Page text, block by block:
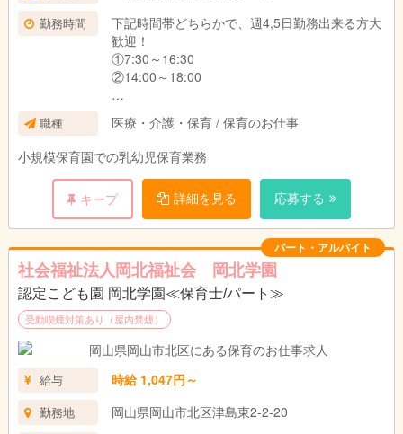
勤務時間
下記時間帯どちらかで、週4,5日勤務出来る方大
歓迎！
①7:30～16:30
②14:00～18:00
または、
9:00～18:00の間で、4時間程度のご勤務
勤務希望日時や時間帯など、お気軽にご相談く
ださい。
職種
医療・介護・保育 / 保育のお仕事
小規模保育園での乳幼児保育業務
キープ 詳細を見る 応募する
パート・アルバイト
社会福祉法人岡北福祉会 岡北学園
認定こども園 岡北学園≪保育士/パート≫
受動喫煙対策あり（屋内禁煙）
給与 時給 1,047円～
勤務地 岡山県岡山市北区津島東2-2-20